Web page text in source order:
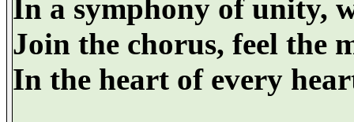
In a symphony of unity,
Join the chorus, feel the
In the heart of every